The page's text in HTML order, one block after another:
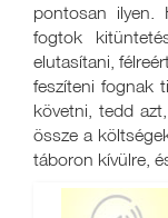
pontosan ilyen.
fogtok
elutasítani,
feszíteni fognak
követni, tedd
össze a
táboron kívülre,